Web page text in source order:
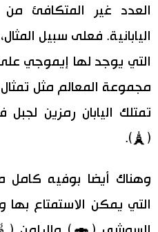
العدد غير المتكافئ من
اليابانية. فعلى سبيل
التي يوجد لها إيموجي
مجموعة المعالم مثل
تمتلك اليابان رمزين
(🗼)­.
وهناك أيضا بوفيه كامل
التي يمكن الاستمتاع